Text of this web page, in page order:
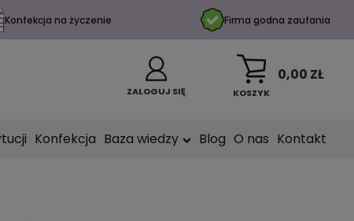
Konfekcja na życzenie Firma godna zaufania
ZALOGUJ SIĘ KOSZYK
0,00 ZŁ
Konfekcja Baza wiedzy Blog O nas Kontakt